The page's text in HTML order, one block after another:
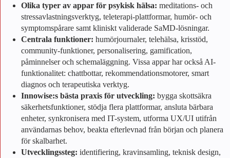
Olika typer av appar för psykisk hälsa: meditations- och
stressavlastningsverktyg, teleterapi-plattformar, humör- och
symptomspårare samt kliniskt validerade SaMD-lösningar.
Centrala funktioner: humörjournaler, telehälsa, krisstöd,
community-funktioner, personalisering, gamification,
påminnelser och schemaläggning. Vissa appar har också AI-
funktionalitet: chattbottar, rekommendationsmotorer, smart
diagnos och terapeutiska verktyg.
Innowise:s bästa praxis för utveckling: bygga skottsäkra
säkerhetsfunktioner, stödja flera plattformar, ansluta bärbara
enheter, synkronisera med IT-system, utforma UX/UI utifrån
användarnas behov, beakta efterlevnad från början och planera
för skalbarhet.
Utvecklingssteg: identifiering, kravinsamling, teknisk design,